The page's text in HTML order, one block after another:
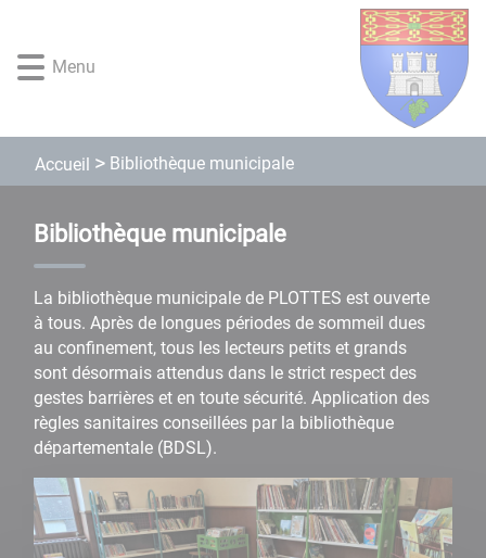
rapide
au
rapide
au
principal
rapide
recherche
rapide
au
de
page
Menu
Accueil Bibliothèque municipale
Bibliothèque municipale
La bibliothèque municipale de PLOTTES est ouverte
à tous. Après de longues périodes de sommeil dues
au confinement, tous les lecteurs petits et grands
sont désormais attendus dans le strict respect des
gestes barrières et en toute sécurité. Application des
règles sanitaires conseillées par la bibliothèque
départementale (BDSL).